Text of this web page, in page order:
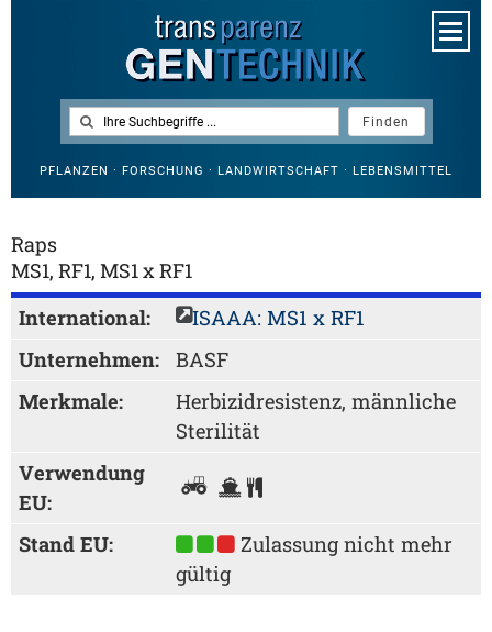
PFLANZEN · FORSCHUNG · LANDWIRTSCHAFT · LEBENSMITTEL
Raps
MS1, RF1, MS1 x RF1
International:
ISAAA: MS1 x RF1
Unternehmen:
BASF
Merkmale:
Herbizidresistenz, männliche
Sterilität
Verwendung
EU:
Stand EU:
Zulassung nicht mehr
gültig